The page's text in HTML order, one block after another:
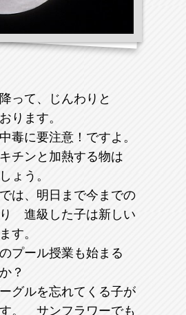
って、じんわりと
ります。
毒に要注意！ですよ。
チンと加熱する物は
ょう。
は、明日まで今までの
進級した子は新しい
す。
プール授業も始まる
？
グルを忘れてくる子が
。 サンフラワーでも